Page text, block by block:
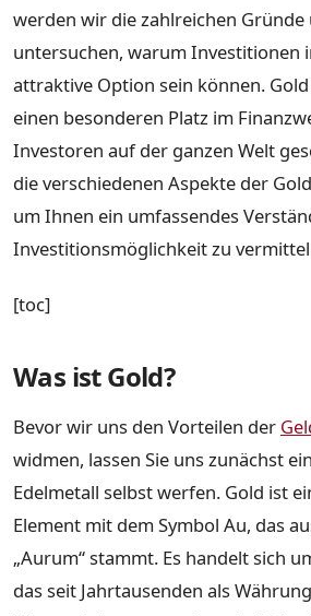
werden wir die zahlreichen
untersuchen, warum Investitionen
attraktive Option sein können.
einen besonderen Platz im
Investoren auf der ganzen Welt
die verschiedenen Aspekte der
um Ihnen ein umfassendes
Investitionsmöglichkeit zu
[toc]
Was ist Gold?
Bevor wir uns den Vorteilen der
widmen, lassen Sie uns zunächst
Edelmetall selbst werfen. Gold ist
Element mit dem Symbol Au, das
„Aurum“ stammt. Es handelt sich
das seit Jahrtausenden als